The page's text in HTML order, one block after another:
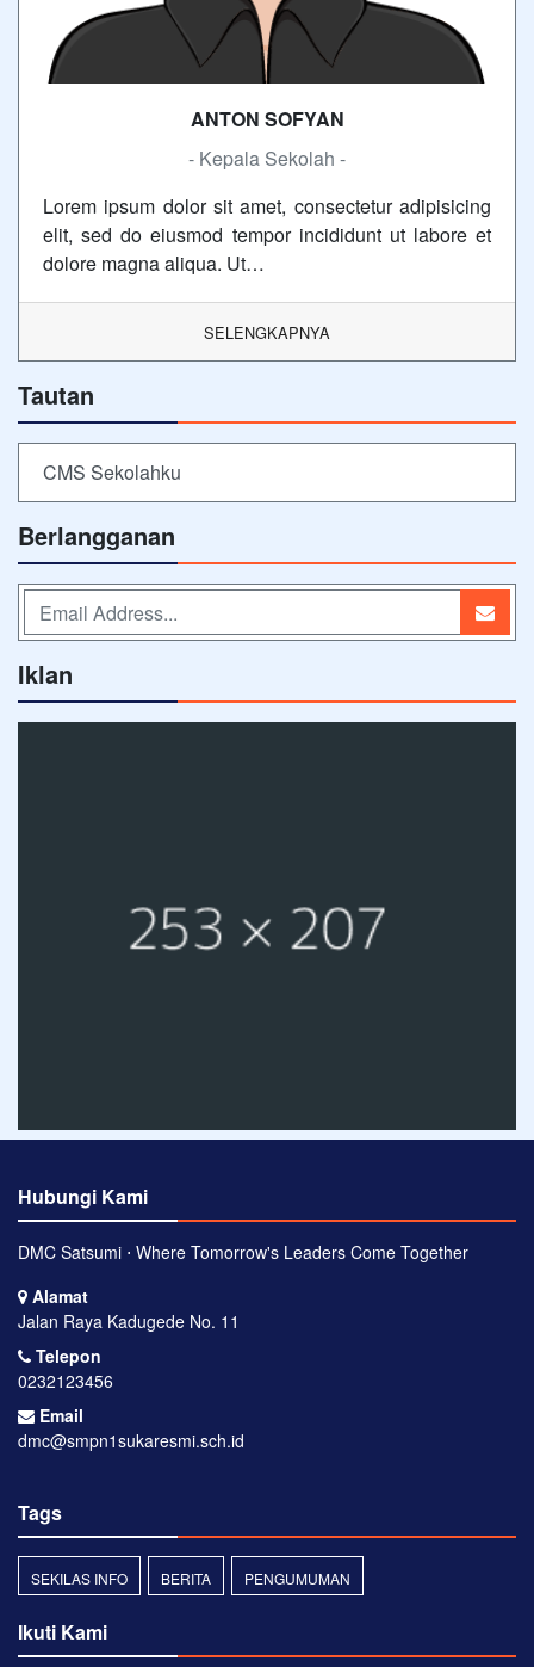
ANTON SOFYAN
- Kepala Sekolah -
Lorem ipsum dolor sit amet, consectetur adipisicing
elit, sed do eiusmod tempor incididunt ut labore et
dolore magna aliqua. Ut…
SELENGKAPNYA
Tautan
CMS Sekolahku
Berlangganan
Iklan
Hubungi Kami
DMC Satsumi ⋅ Where Tomorrow's Leaders Come Together
Alamat
Jalan Raya Kadugede No. 11
Telepon
0232123456
Email
dmc@smpn1sukaresmi.sch.id
Tags
SEKILAS INFO BERITA PENGUMUMAN
Ikuti Kami